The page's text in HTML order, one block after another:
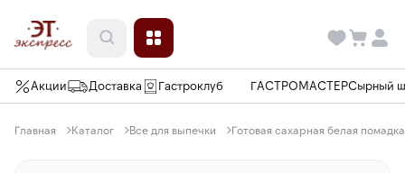
Акции Доставка Гастроклуб ГАСТРОМАСТЕРСырный
Главная Каталог Все для выпечки Готовая сахарная белая